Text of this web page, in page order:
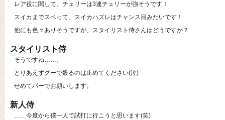
レア役に関して、チェリーは3連チェリーが強そうです！
スイカまでスベって、スイカハズレはチャンス目みたいです！
他にも色々ありそうですが、スタイリスト侍さんはどうですか？
スタイリスト侍
そうですね……。
とりあえずグーで殴るのは止めてください(泣)
せめてパーでお願いします。
新人侍
……今度から僕一人で試打に行こうと思います(笑)